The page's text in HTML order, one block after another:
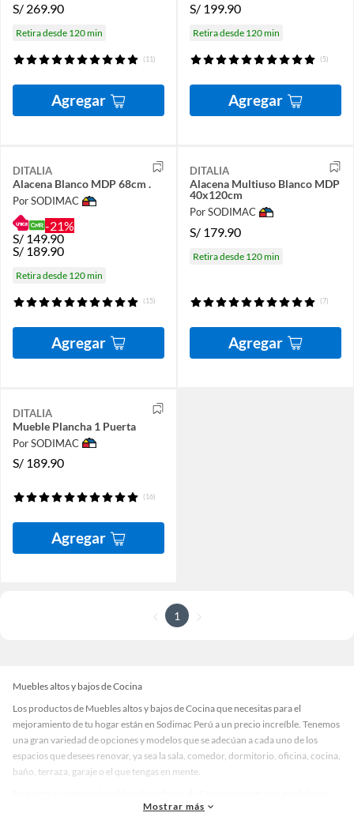
S/ 269.90
Retira desde 120 min
(11)
Agregar
S/ 199.90
Retira desde 120 min
(5)
Agregar
DITALIA
Alacena Blanco MDP 68cm .
Por SODIMAC
-21%
S/ 149.90
S/ 189.90
Retira desde 120 min
(15)
Agregar
DITALIA
Alacena Multiuso Blanco MDP
40x120cm
Por SODIMAC
S/ 179.90
Retira desde 120 min
(7)
Agregar
DITALIA
Mueble Plancha 1 Puerta
Por SODIMAC
S/ 189.90
(16)
Agregar
1
Muebles altos y bajos de Cocina
Los productos de Muebles altos y bajos de Cocina que necesitas para el
mejoramiento de tu hogar están en Sodimac Perú a un precio increíble. Tenemos
una gran variedad de opciones y modelos que se adecúan a cada uno de los
espacios que desees renovar, ya sea la sala, comedor, dormitorio, oficina, cocina,
baño, terraza, garaje o el que tengas en mente.
diversos materiales, medidas, colores y demás características específicas de tu
Mostrar más